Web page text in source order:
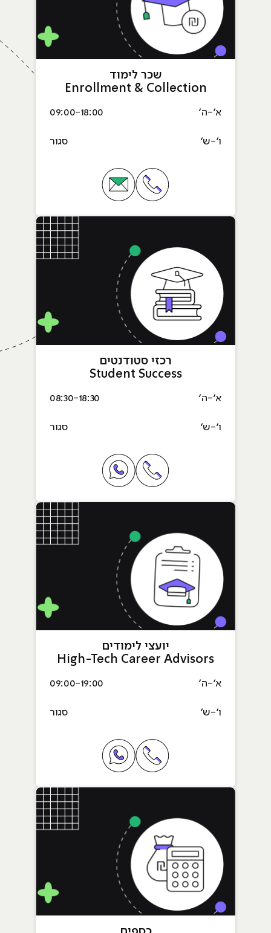
שכר לימוד
Enrollment & Collection
א׳-ה׳ 09:00-18:00
ו׳-ש׳ סגור
טלפון שכר לימוד Enrollment & Collection
אימייל Enrollment & Collection
רכזי סטודנטים
Student Success
א׳-ה׳ 08:30-18:30
ו׳-ש׳ סגור
טלפון רכזות מיונים Customer Success Operations
וואטסאפ רכזי סטודנטים Student Success
יועצי לימודים
High-Tech Career Advisors
א׳-ה׳ 09:00-19:00
ו׳-ש׳ סגור
טלפון רכזות מיונים Customer Success Operations
וואטסאפ רכזי סטודנטים Student Success